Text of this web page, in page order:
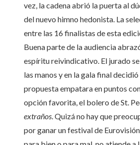
vez, la cadena abrió la puerta al
del nuevo himno hedonista. La
entre las 16 finalistas de esta
Buena parte de la audiencia
espíritu reivindicativo. El jurado
las manos y en la gala final decidió
propuesta empatara en puntos
opción favorita, el bolero de St.
extraños. Quizá no hay que
por ganar un festival de